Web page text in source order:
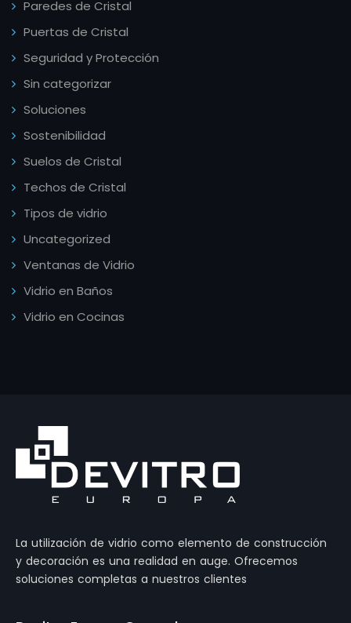
Paredes de Cristal
Puertas de Cristal
Seguridad y Protección
Sin categorizar
Soluciones
Sostenibilidad
Suelos de Cristal
Techos de Cristal
Tipos de vidrio
Uncategorized
Ventanas de Vidrio
Vidrio en Baños
Vidrio en Cocinas
La utilización de vidrio como elemento de construcción
y decoración es una realidad en auge. Ofrecemos
soluciones completas a nuestros clientes